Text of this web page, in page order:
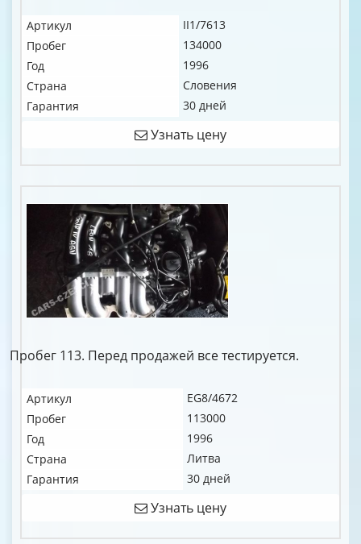
Артикул
II1/7613
Пробег
134000
Год
1996
Страна
Словения
Гарантия
30 дней
Узнать цену
Пробег 113. Перед продажей все тестируется.
Артикул
EG8/4672
Пробег
113000
Год
1996
Страна
Литва
Гарантия
30 дней
Узнать цену